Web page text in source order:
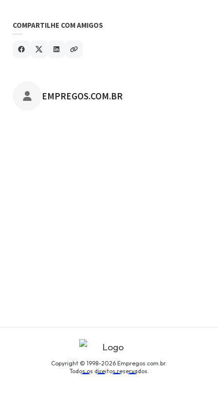
COMPARTILHE COM AMIGOS
POSTADO POR
EMPREGOS.COM.BR
Copyright © 1998-2026 Empregos.com.br.
Todos os direitos reservados.